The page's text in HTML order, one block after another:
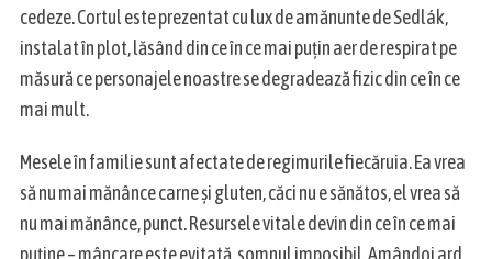
cedeze. Cortul este prezentat cu lux de amănunte de Sedlák,
instalat în plot, lăsând din ce în ce mai puțin aer de respirat pe
măsură ce personajele noastre se degradează fizic din ce în ce
mai mult.
Mesele în familie sunt afectate de regimurile fiecăruia. Ea vrea
să nu mai mănânce carne și gluten, căci nu e sănătos, el vrea să
nu mai mănânce, punct. Resursele vitale devin din ce în ce mai
puține – mâncare este evitată, somnul imposibil. Amândoi ard
r
: